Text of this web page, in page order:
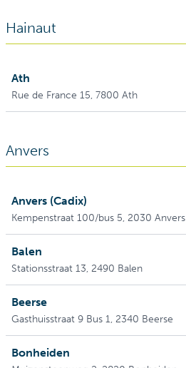
Hainaut
Ath
Rue de France 15, 7800 Ath
Anvers
Anvers (Cadix)
Kempenstraat 100/bus 5, 2030 Anvers
Balen
Stationsstraat 13, 2490 Balen
Beerse
Gasthuisstraat 9 Bus 1, 2340 Beerse
Bonheiden